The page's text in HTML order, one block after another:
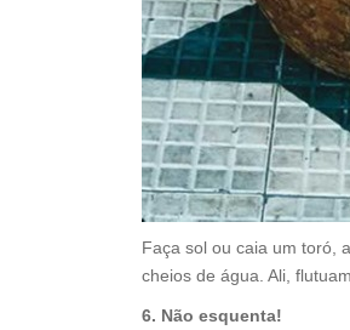
Faça sol ou caia um toró,
cheios de água. Ali,
6. Não esquenta!